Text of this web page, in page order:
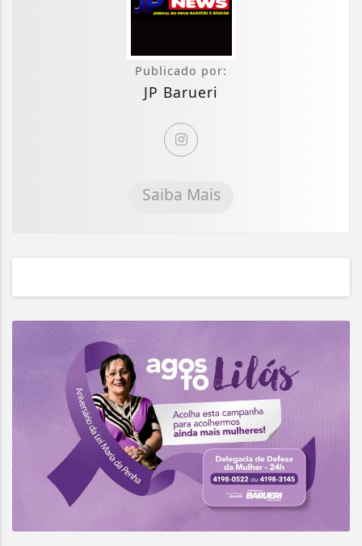
Publicado por:
JP Barueri
Saiba Mais